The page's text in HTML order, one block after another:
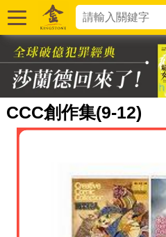
CCC創作集(9-12)